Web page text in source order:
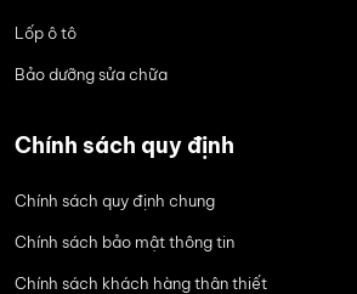
Lốp ô tô
Bảo dưỡng sửa chữa
Chính sách quy định
Chính sách quy định chung
Chính sách bảo mật thông tin
Chính sách khách hàng thân thiết